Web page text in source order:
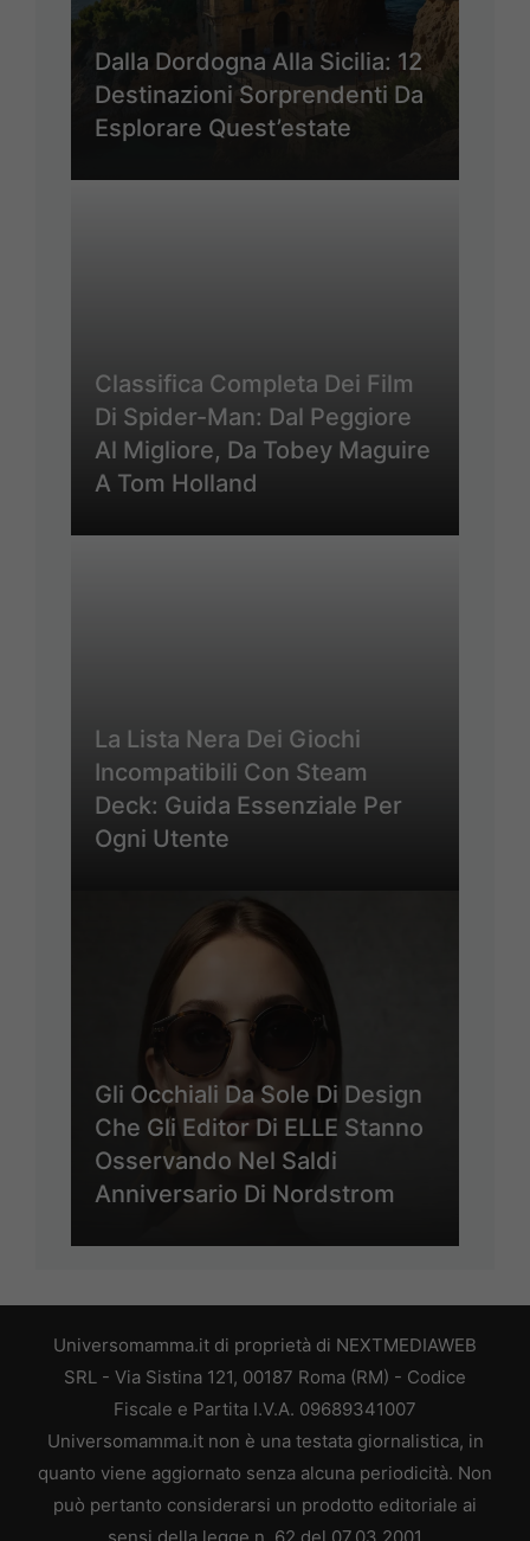
Dalla Dordogna Alla Sicilia: 12
Destinazioni Sorprendenti Da
Esplorare Quest’estate
Classifica Completa Dei Film
Di Spider-Man: Dal Peggiore
Al Migliore, Da Tobey Maguire
A Tom Holland
La Lista Nera Dei Giochi
Incompatibili Con Steam
Deck: Guida Essenziale Per
Ogni Utente
Gli Occhiali Da Sole Di Design
Che Gli Editor Di ELLE Stanno
Osservando Nel Saldi
Anniversario Di Nordstrom
Universomamma.it di proprietà di NEXTMEDIAWEB
SRL - Via Sistina 121, 00187 Roma (RM) - Codice
Fiscale e Partita I.V.A. 09689341007
Universomamma.it non è una testata giornalistica, in
quanto viene aggiornato senza alcuna periodicità. Non
può pertanto considerarsi un prodotto editoriale ai